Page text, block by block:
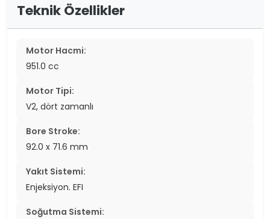
Teknik Özellikler
Motor Hacmi:
951.0 cc
Motor Tipi:
V2, dört zamanlı
Bore Stroke:
92.0 x 71.6 mm
Yakıt Sistemi:
Enjeksiyon. EFI
Soğutma Sistemi: